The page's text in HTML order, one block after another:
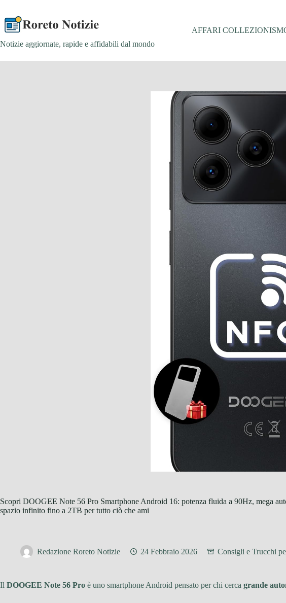
contenuto
Notizie aggiornate, rapide e affidabili dal mondo
AFFARI
Scopri DOOGEE Note 56 Pro Smartphone Android 16: potenza fluida a 90Hz, mega
spazio infinito fino a 2TB per tutto ciò che ami
Redazione Roreto Notizie 24 Febbraio 2026 Consigli e Trucchi
Il DOOGEE Note 56 Pro è uno smartphone Android pensato per chi cerca grande